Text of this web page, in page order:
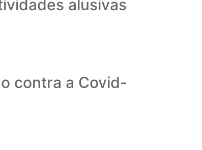
alusivas
contra a Covid-